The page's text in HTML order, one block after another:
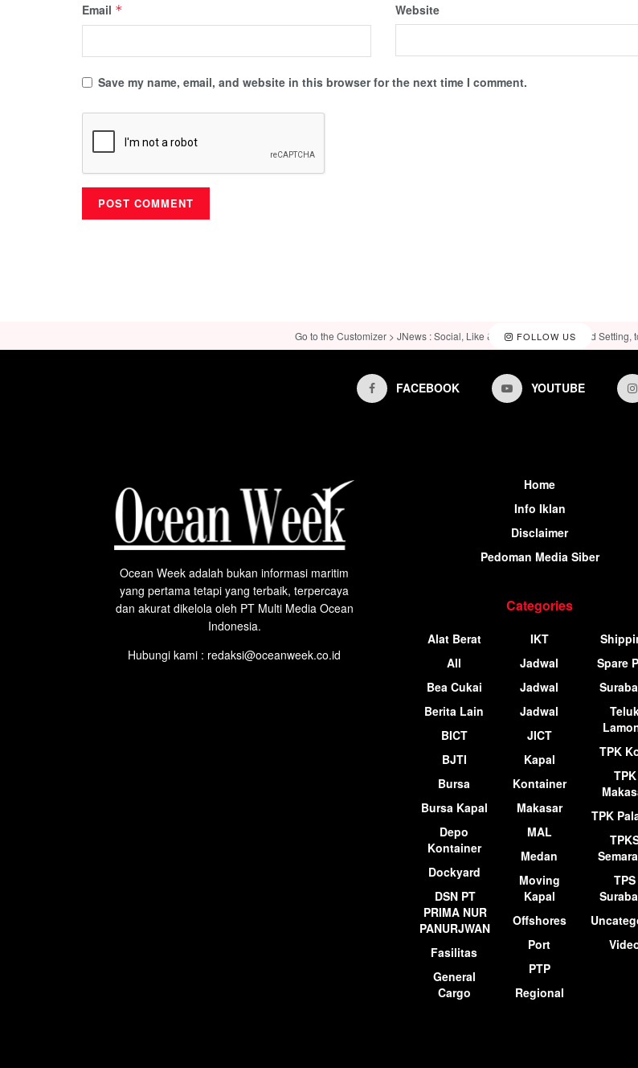
Email * Website
Save my name, email, and website in this browser for the next time I comment.
FOLLOW US
Go to the Customizer > JNews : Social, Like & View > Instagram Feed Setting,
FACEBOOK YOUTUBE
Ocean Week adalah bukan informasi maritim
yang pertama tetapi yang terbaik, terpercaya
dan akurat dikelola oleh PT Multi Media Ocean
Indonesia.
Hubungi kami : redaksi@oceanweek.co.id
Home
Info Iklan
Disclaimer
Pedoman Media Siber
Categories
Alat Berat
All
Bea Cukai
Berita Lain
BICT
BJTI
Bursa
Bursa Kapal
Depo
Kontainer
Dockyard
DSN PT
PRIMA NUR
PANURJWAN
Fasilitas
General
Cargo
IKT
Jadwal
Jadwal
Jadwal
JICT
Kapal
Kontainer
Makasar
MAL
Medan
Moving
Kapal
Offshores
Port
PTP
Regional
Spare
TPK
TPK
TPK
TPS